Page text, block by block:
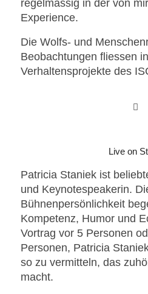
regelmässig in der von
Experience.
Die Wolfs- und
Beobachtungen fliessen
Verhaltensprojekte des
Live on
Patricia Staniek ist
und Keynotespeakerin.
Bühnenpersönlichkeit
Kompetenz, Humor und
Vortrag vor 5 Personen
Personen, Patricia
so zu vermitteln, das
macht.